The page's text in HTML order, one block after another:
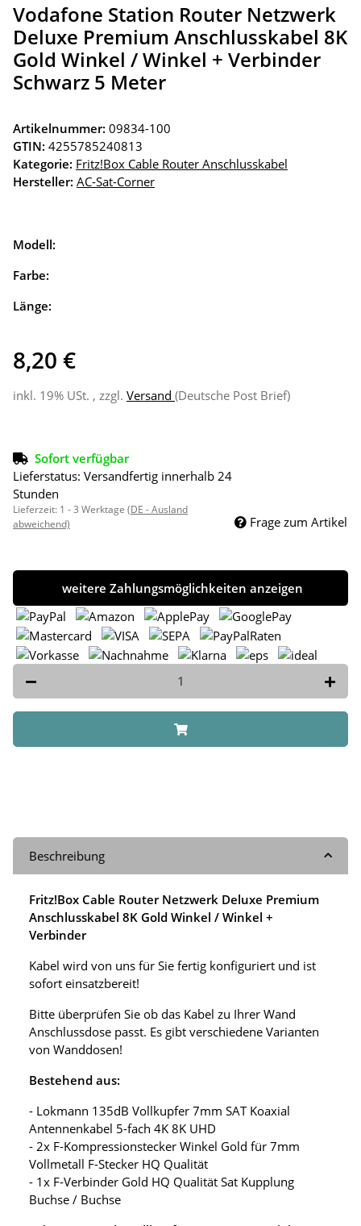
Vodafone Station Router Netzwerk
Deluxe Premium Anschlusskabel 8K
Gold Winkel / Winkel + Verbinder
Schwarz 5 Meter
Artikelnummer: 09834-100
GTIN: 4255785240813
Kategorie: Fritz!Box Cable Router Anschlusskabel
Hersteller: AC-Sat-Corner
Modell:
Farbe:
Länge:
8,20 €
inkl. 19% USt. , zzgl. Versand (Deutsche Post Brief)
Sofort verfügbar
Lieferstatus: Versandfertig innerhalb 24
Stunden
Lieferzeit: 1 - 3 Werktage (DE - Ausland
abweichend)
Frage zum Artikel
weitere Zahlungsmöglichkeiten anzeigen
Beschreibung
Fritz!Box Cable Router Netzwerk Deluxe Premium
Anschlusskabel 8K Gold Winkel / Winkel +
Verbinder
Kabel wird von uns für Sie fertig konfiguriert und ist
sofort einsatzbereit!
Bitte überprüfen Sie ob das Kabel zu Ihrer Wand
Anschlussdose passt. Es gibt verschiedene Varianten
von Wanddosen!
Bestehend aus:
- Lokmann 135dB Vollkupfer 7mm SAT Koaxial
Antennenkabel 5-fach 4K 8K UHD
- 2x F-Kompressionstecker Winkel Gold für 7mm
Vollmetall F-Stecker HQ Qualität
- 1x F-Verbinder Gold HQ Qualität Sat Kupplung
Buchse / Buchse